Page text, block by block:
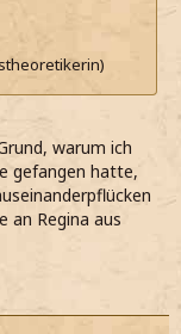
warum ich
gefangen hatte,
an Regina aus